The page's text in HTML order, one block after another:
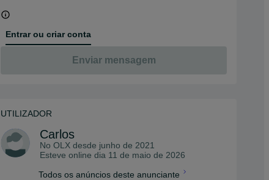
Entrar ou criar conta
Enviar mensagem
UTILIZADOR
Carlos
No OLX desde junho de 2021
Esteve online dia 11 de maio de 2026
Todos os anúncios deste anunciante